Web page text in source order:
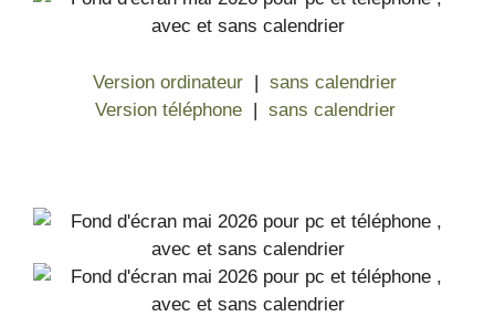
Version ordinateur | sans calendrier
Version téléphone| sans calendrier